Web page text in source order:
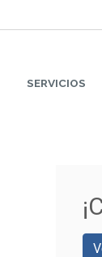
SERVICIOS